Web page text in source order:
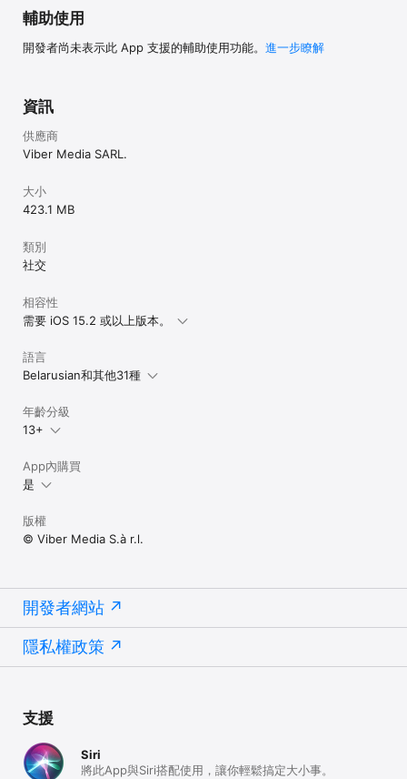
輔助使用
開發者尚未表示此 App 支援的輔助使用功能。 進一步瞭解
資訊
供應商
Viber Media SARL.
大小
423.1 MB
類別
社交
相容性
需要 iOS 15.2 或以上版本。
語言
Belarusian和其他31種
年齡分級
13+
App內購買
是
版權
© Viber Media S.à r.l.
開發者網站
隱私權政策
支援
Siri
將此App與Siri搭配使用，讓你輕鬆搞定大小事。